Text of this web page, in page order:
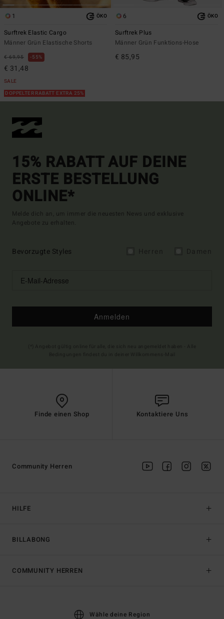
1 ÖKO
Surftrek Elastic Cargo
Männer Grün Elastische Shorts
€ 69,95 55%
€ 31,48
SALE
DOPPELTER RABATT EXTRA 25%
6 ÖKO
Surftrek Plus
Männer Grün Funktions-Hose
€ 85,95
15% RABATT AUF DEINE
ERSTE BESTELLUNG
ONLINE*
Melde dich an, um immer die neuesten News und exklusive
Angebote zu erhalten.
Bevorzugte Styles
Anmelden
Finde einen Shop Kontaktiere Uns
HILFE
BILLABONG
Community Herren
COMMUNITY HERREN
Wähle deine Region